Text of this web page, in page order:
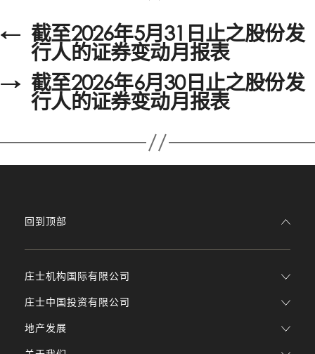
← 截至2026年5月31日止之股份发
行人的证券变动月报表
→ 截至2026年6月30日止之股份发
行人的证券变动月报表
庄士机构国际有限公司
庄士中国投资有限公司
地产发展
回到顶部